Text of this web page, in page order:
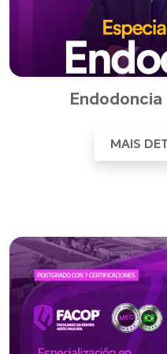
MAIS